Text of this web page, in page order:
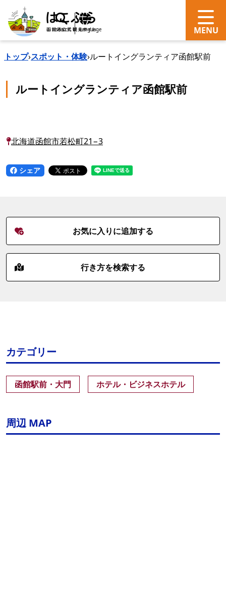
search Language
トップ›スポット・体験›ルートイングランティア函館駅前
ルートイングランティア函館駅前
北海道函館市若松町21−3
シェア
お気に入りに追加する
行き方を検索する
カテゴリー
函館駅前・大門 ホテル・ビジネスホテル
周辺 MAP